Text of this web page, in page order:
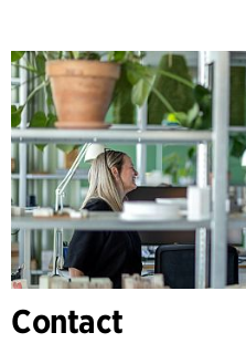
Contact